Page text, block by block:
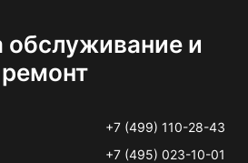
обслуживание и
ремонт
+7 (499) 110-28-43
+7 (495) 023-10-01